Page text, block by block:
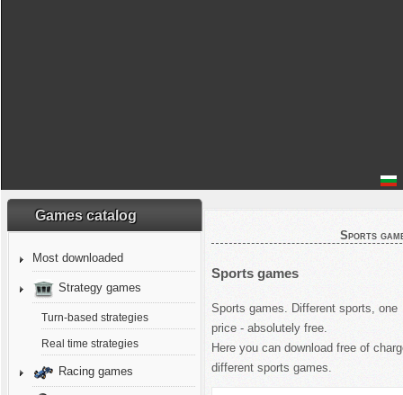
Games catalog
Most downloaded
Strategy games
Turn-based strategies
Real time strategies
Racing games
Sports
Sports games
Sports games. Different sports, one
price - absolutely free.
Here you can download free of
different sports games.